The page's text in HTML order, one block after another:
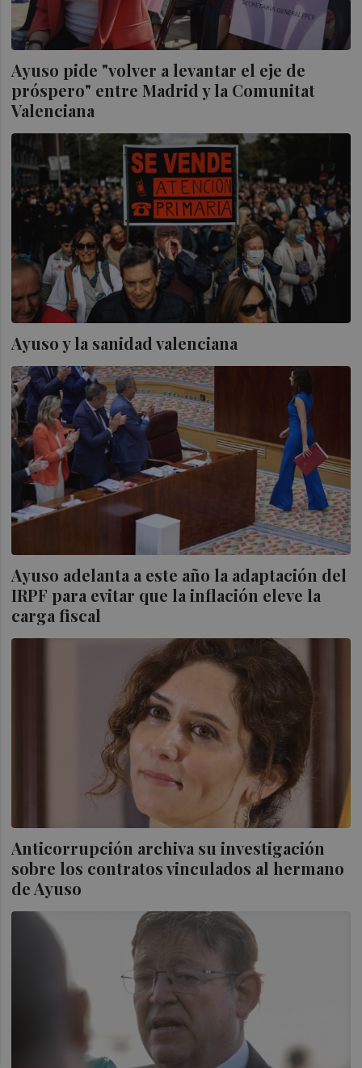
Ayuso pide "volver a levantar el eje de
próspero" entre Madrid y la Comunitat
Valenciana
Ayuso y la sanidad valenciana
Ayuso adelanta a este año la adaptación del
IRPF para evitar que la inflación eleve la
carga fiscal
Anticorrupción archiva su investigación
sobre los contratos vinculados al hermano
de Ayuso